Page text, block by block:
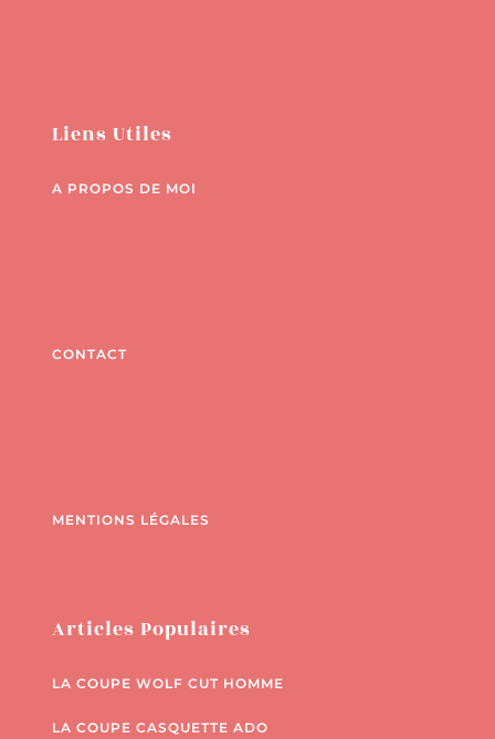
Liens Utiles
A PROPOS DE MOI
CONTACT
MENTIONS LÉGALES
Articles Populaires
LA COUPE WOLF CUT HOMME
LA COUPE CASQUETTE ADO